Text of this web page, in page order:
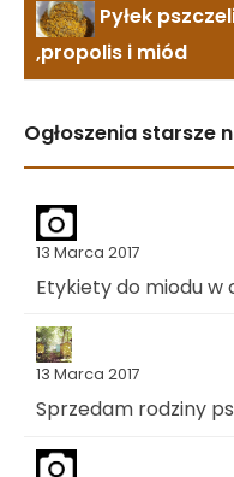
Pyłek
,propolis i miód
Ogłoszenia starsze
13 Marca 2017
Etykiety do miodu w
13 Marca 2017
Sprzedam rodziny